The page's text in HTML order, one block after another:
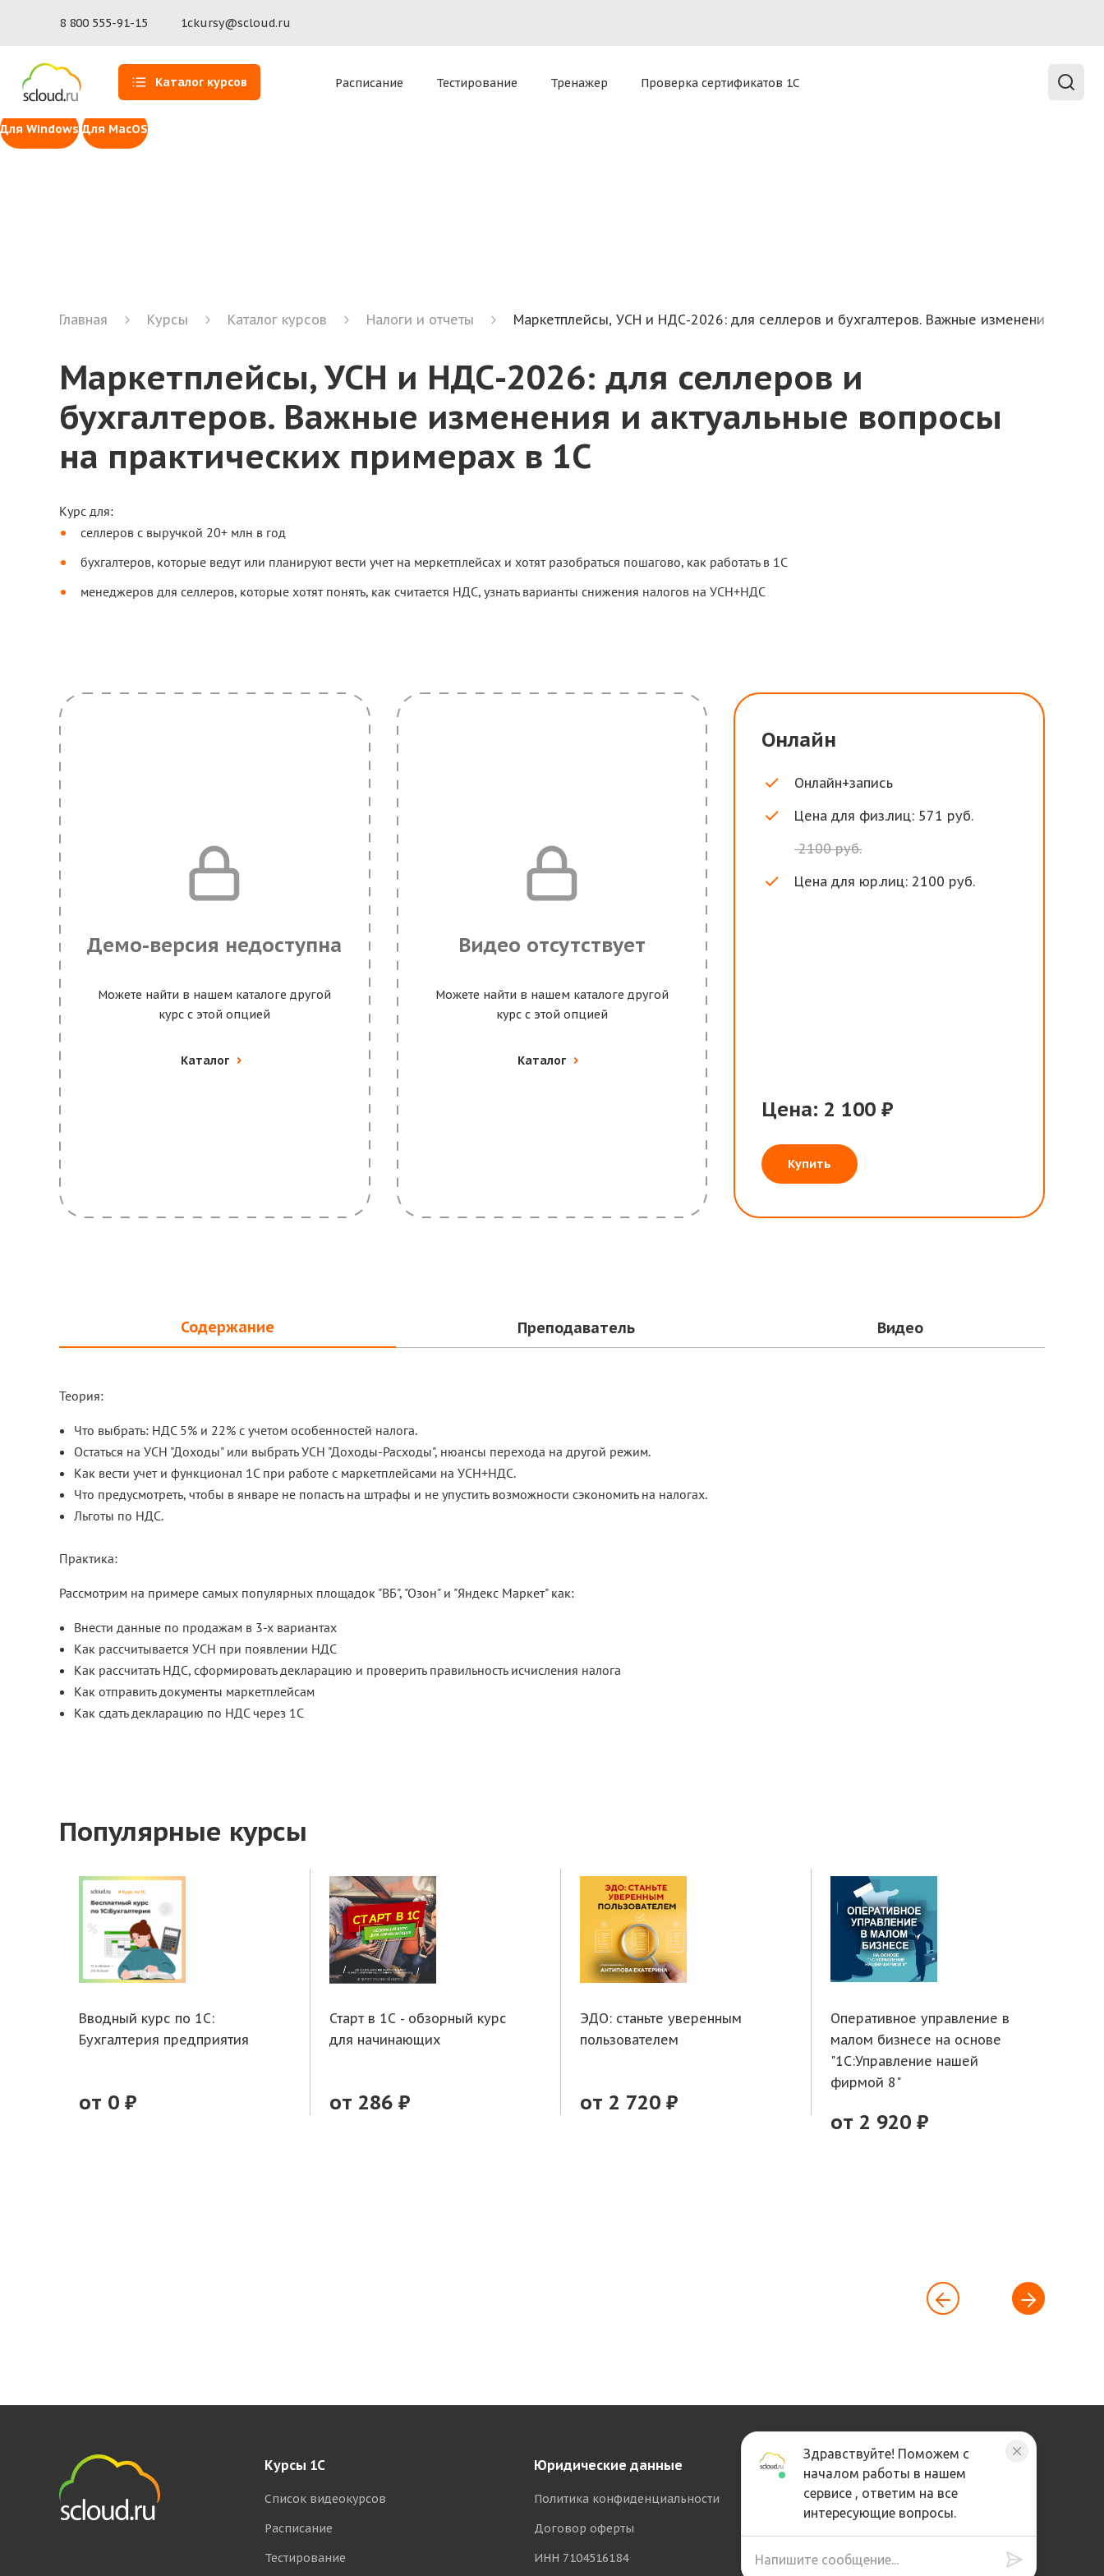
Установите программу Scloud.ru — наше собственное приложение для комплексной работы
Инструмент для удаленной помощи Scloud
Сервис удаленного доступа к рабочей станции пользователя — позволяет оказать экспертную поддержку Scloud в любой точке мира.
Для Windows Для MacOS
8 800 555-91-15 1ckursy@scloud.ru
Каталог курсов Расписание Тестирование Тренажер Проверка сертификатов 1С
Главная Курсы Каталог курсов Налоги и отчеты Маркетплейсы, УСН и НДС-2026: для селлеров и бухгалтеров. Важные изменения и
Маркетплейсы, УСН и НДС-2026: для селлеров и
бухгалтеров. Важные изменения и актуальные вопросы
на практических примерах в 1С
Курс для:
селлеров с выручкой 20+ млн в год
бухгалтеров, которые ведут или планируют вести учет на меркетплейсах и хотят разобраться пошагово, как работать в 1С
менеджеров для селлеров, которые хотят понять, как считается НДС, узнать варианты снижения налогов на УСН+НДС
Демо-версия недоступна
Можете найти в нашем каталоге другой
курс с этой опцией
Каталог
Видео отсутствует
Можете найти в нашем каталоге другой
курс с этой опцией
Каталог
Онлайн
Онлайн+запись
Цена для физ.лиц: 571 руб.
2100 руб.
Цена для юр.лиц: 2100 руб.
Цена: 2 100 ₽
Купить
Содержание Преподаватель Видео
Теория:
Что выбрать: НДС 5% и 22% с учетом особенностей налога.
Остаться на УСН "Доходы" или выбрать УСН "Доходы-Расходы", нюансы перехода на другой режим.
Как вести учет и функционал 1С при работе с маркетплейсами на УСН+НДС.
Что предусмотреть, чтобы в январе не попасть на штрафы и не упустить возможности сэкономить на налогах.
Льготы по НДС.
Практика:
Рассмотрим на примере самых популярных площадок "ВБ", "Озон" и "Яндекс Маркет" как:
Внести данные по продажам в 3-х вариантах
Как рассчитывается УСН при появлении НДС
Как рассчитать НДС, сформировать декларацию и проверить правильность исчисления налога
Как отправить документы маркетплейсам
Как сдать декларацию по НДС через 1С
Популярные курсы
Вводный курс по 1С:
Бухгалтерия предприятия
от 0 ₽
Старт в 1С - обзорный курс
для начинающих
от 286 ₽
ЭДО: станьте уверенным
пользователем
от 2 720 ₽
Оперативное управление в
малом бизнесе на основе
"1С:Управление нашей
фирмой 8"
от 2 920 ₽
Курсы 1С
Список видеокурсов
Расписание
Тестирование
Юридические данные
Политика конфиденциальности
Договор оферты
ИНН 7104516184
Контакты
8 (495) 320-68-79
Москва, Авиамоторная, 69
Здравствуйте! Поможем с
началом работы в нашем
сервисе , ответим на все
интересующие вопросы.